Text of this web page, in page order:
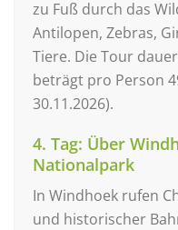
zu Fuß durch das
Antilopen, Zebras,
Tiere. Die Tour
beträgt pro Person
30.11.2026).
4. Tag: Über
Nationalpark
In Windhoek rufen
und historischer